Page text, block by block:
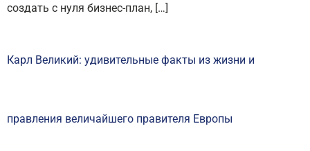
создать с нуля бизнес-план, […]
Карл Великий: удивительные факты из жизни и
правления величайшего правителя Европы